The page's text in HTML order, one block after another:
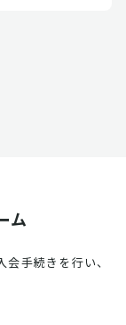
ム
手続きを行い、